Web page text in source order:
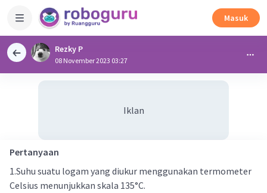
Masuk
Rezky P
08 November 2023 03:27
Iklan
Pertanyaan
1.Suhu suatu logam yang diukur menggunakan termometer
Celsius menunjukkan skala 135°C.